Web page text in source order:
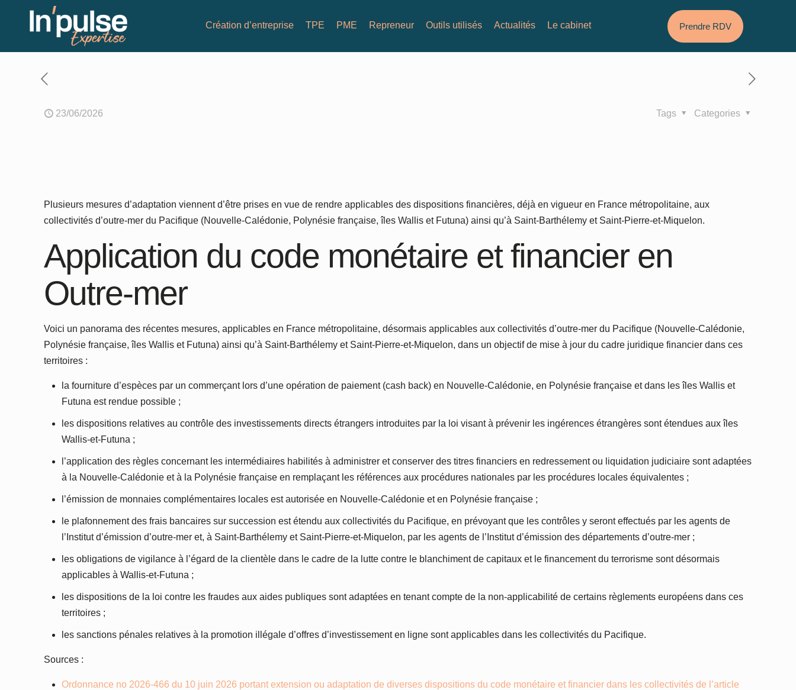
Création d’entreprise TPE PME Repreneur Outils utilisés Actualités Le cabinet Prendre RDV
23/06/2026 Categories
Tags
Plusieurs mesures d’adaptation viennent d’être prises en vue de rendre applicables des dispositions financières, déjà en vigueur en France métropolitaine, aux
collectivités d’outre-mer du Pacifique (Nouvelle-Calédonie, Polynésie française, îles Wallis et Futuna) ainsi qu’à Saint-Barthélemy et Saint-Pierre-et-Miquelon.
Application du code monétaire et financier en
Outre-mer
Voici un panorama des récentes mesures, applicables en France métropolitaine, désormais applicables aux collectivités d’outre-mer du Pacifique (Nouvelle-Calédonie,
Polynésie française, îles Wallis et Futuna) ainsi qu’à Saint-Barthélemy et Saint-Pierre-et-Miquelon, dans un objectif de mise à jour du cadre juridique financier dans ces
territoires :
la fourniture d’espèces par un commerçant lors d’une opération de paiement (cash back) en Nouvelle-Calédonie, en Polynésie française et dans les îles Wallis et
Futuna est rendue possible ;
les dispositions relatives au contrôle des investissements directs étrangers introduites par la loi visant à prévenir les ingérences étrangères sont étendues aux îles
Wallis-et-Futuna ;
l’application des règles concernant les intermédiaires habilités à administrer et conserver des titres financiers en redressement ou liquidation judiciaire sont adaptées
à la Nouvelle-Calédonie et à la Polynésie française en remplaçant les références aux procédures nationales par les procédures locales équivalentes ;
l’émission de monnaies complémentaires locales est autorisée en Nouvelle-Calédonie et en Polynésie française ;
le plafonnement des frais bancaires sur succession est étendu aux collectivités du Pacifique, en prévoyant que les contrôles y seront effectués par les agents de
l’Institut d’émission d’outre-mer et, à Saint-Barthélemy et Saint-Pierre-et-Miquelon, par les agents de l’Institut d’émission des départements d’outre-mer ;
les obligations de vigilance à l’égard de la clientèle dans le cadre de la lutte contre le blanchiment de capitaux et le financement du terrorisme sont désormais
applicables à Wallis-et-Futuna ;
les dispositions de la loi contre les fraudes aux aides publiques sont adaptées en tenant compte de la non-applicabilité de certains règlements européens dans ces
territoires ;
les sanctions pénales relatives à la promotion illégale d’offres d’investissement en ligne sont applicables dans les collectivités du Pacifique.
Sources :
Ordonnance no 2026-466 du 10 juin 2026 portant extension ou adaptation de diverses dispositions du code monétaire et financier dans les collectivités de l’article